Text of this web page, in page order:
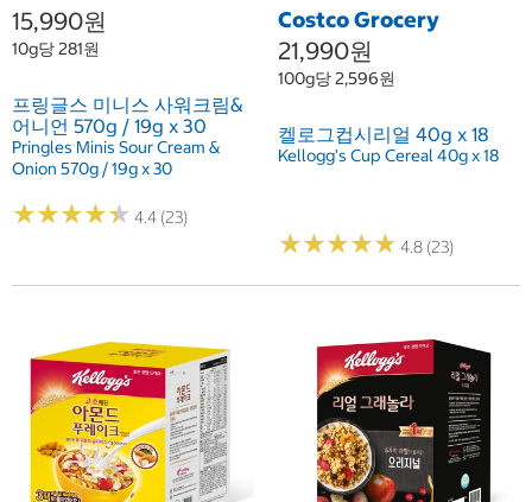
15,990원
10g당 281원
프링글스 미니스 사워크림&
어니언 570g / 19g x 30
Pringles Minis Sour Cream &
Onion 570g / 19g x 30
★★★★★
★★★★★ 4.4 (23)
Costco Grocery
21,990원
100g당 2,596원
켈로그컵시리얼 40g x 18
Kellogg's Cup Cereal 40g x 18
★★★★★
★★★★★ 4.8 (23)